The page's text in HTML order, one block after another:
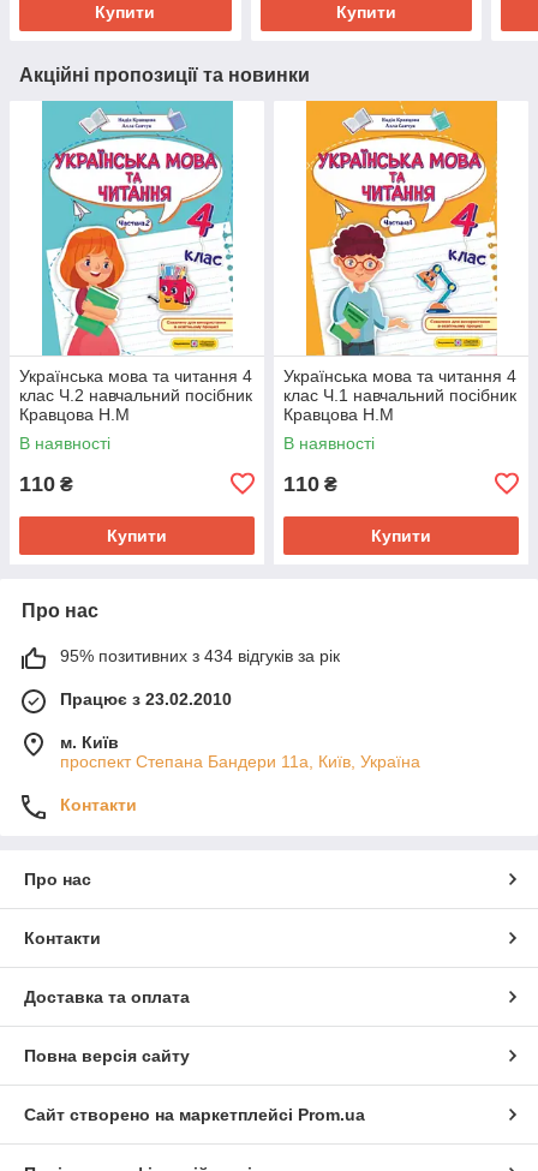
Купити Купити
Акційні пропозиції та новинки
Українська мова та читання 4
клас Ч.2 навчальний посібник
Кравцова Н.М
В наявності
110 ₴
Купити
Українська мова та читання 4
клас Ч.1 навчальний посібник
Кравцова Н.М
В наявності
110 ₴
Купити
Про нас
95% позитивних з 434 відгуків за рік
Працює з 23.02.2010
м. Київ
проспект Степана Бандери 11а, Київ, Україна
Контакти
Про нас
Контакти
Доставка та оплата
Повна версія сайту
Сайт створено на маркетплейсі Prom.ua